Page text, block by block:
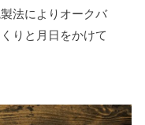
法によりオークバ
りと月日をかけて